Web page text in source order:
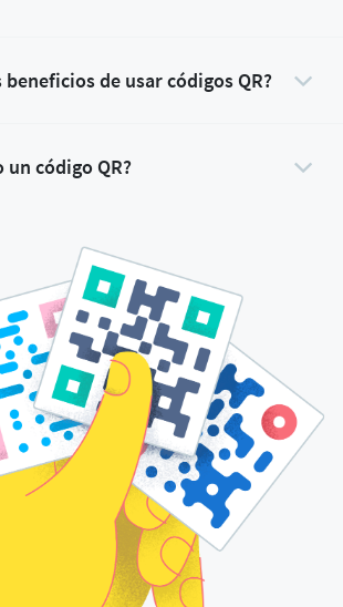
beneficios de usar códigos QR?
un código QR?